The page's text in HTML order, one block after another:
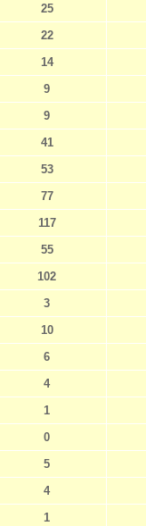
25
22
14
9
9
41
53
77
117
55
102
3
10
6
4
1
0
5
4
1